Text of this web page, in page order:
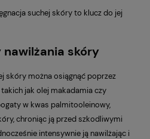
suchej skóry to klucz do jej
skóry
skóry można osiągnąć poprzez
jak olej makadamia czy
w kwas palmitooleinowy,
chroniąc ją przed szkodliwymi
intensywnie ją nawilżając i